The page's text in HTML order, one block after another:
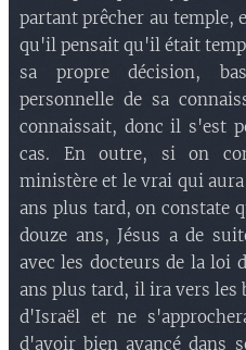
partant prêcher au temple,
qu'il pensait qu'il était
sa propre décision,
personnelle de sa
connaissait, donc il s'est
cas. En outre, si on
ministère et le vrai qui
ans plus tard, on constate
douze ans, Jésus a de
avec les docteurs de la loi
ans plus tard, il ira vers les
d'Israël et ne
d'avoir bien avancé dans